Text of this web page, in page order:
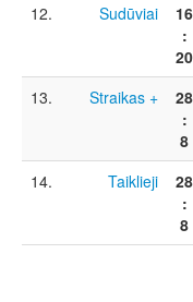
12. Sudūviai
16
:
20
13. Straikas +
28
:
8
14. Taiklieji
28
:
8